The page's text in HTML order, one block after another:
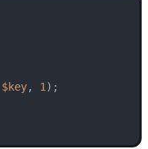
$key, 1);